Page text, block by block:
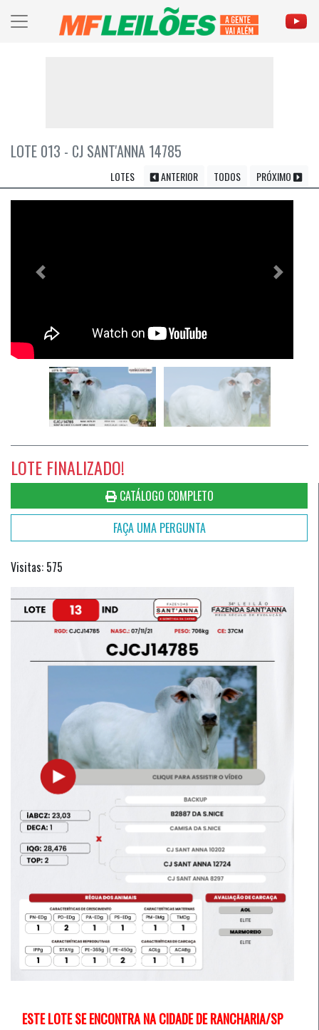
LOTE 013 - CJ SANT'ANNA 14785
LOTES ANTERIOR TODOS PRÓXIMO
Previous Próximo
LOTE FINALIZADO!
CATÁLOGO COMPLETO
FAÇA UMA PERGUNTA
Visitas: 575
ESTE LOTE SE ENCONTRA NA CIDADE DE RANCHARIA/SP